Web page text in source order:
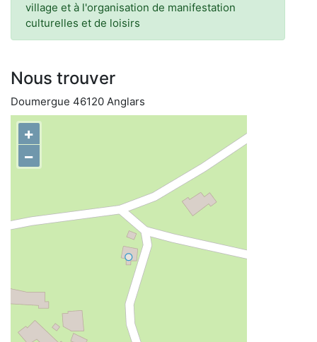
village et à l'organisation de manifestation
culturelles et de loisirs
Nous trouver
Doumergue 46120 Anglars
+
−